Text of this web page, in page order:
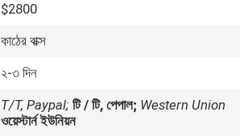
$2800
কাঠের বাক্স
২-৩ দিন
T/T, Paypal; টি / টি, পেপাল; Western Union
ওয়েস্টার্ন ইউনিয়ন